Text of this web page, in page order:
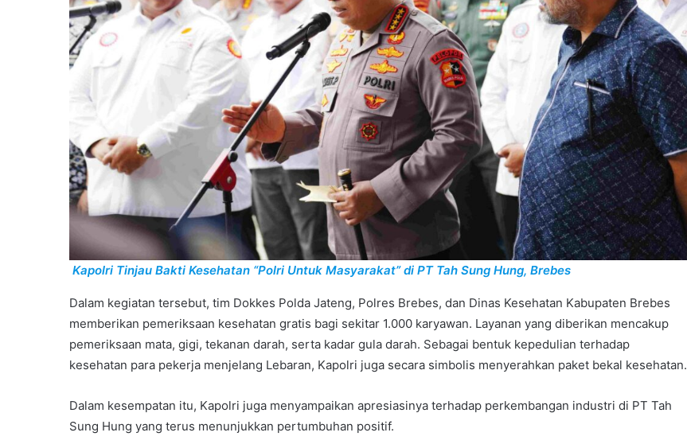
Kapolri Tinjau Bakti Kesehatan “Polri Untuk Masyarakat” di PT Tah Sung Hung, Brebes
Dalam kegiatan tersebut, tim Dokkes Polda Jateng, Polres Brebes, dan Dinas Kesehatan Kabupaten Brebes
memberikan pemeriksaan kesehatan gratis bagi sekitar 1.000 karyawan. Layanan yang diberikan mencakup
pemeriksaan mata, gigi, tekanan darah, serta kadar gula darah. Sebagai bentuk kepedulian terhadap
kesehatan para pekerja menjelang Lebaran, Kapolri juga secara simbolis menyerahkan paket bekal kesehatan.
Dalam kesempatan itu, Kapolri juga menyampaikan apresiasinya terhadap perkembangan industri di PT Tah
Sung Hung yang terus menunjukkan pertumbuhan positif.